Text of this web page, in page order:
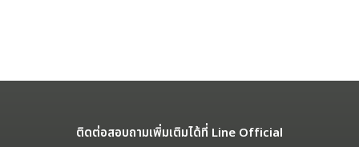
ติดต่อสอบถามเพิ่มเติมได้ที่ Line Official